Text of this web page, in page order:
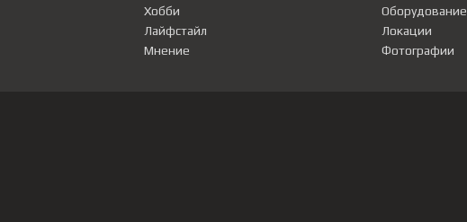
Хобби
Лайфстайл
Мнение
Оборудование
Локации
Фотографии